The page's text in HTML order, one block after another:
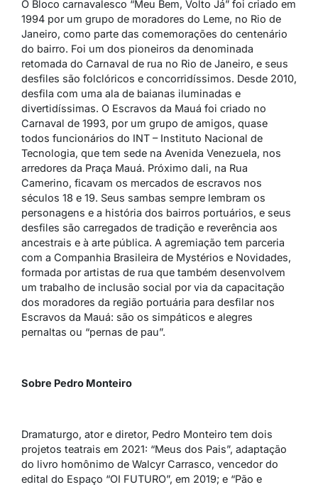
O Bloco carnavalesco “Meu Bem, Volto Já” foi criado em
1994 por um grupo de moradores do Leme, no Rio de
Janeiro, como parte das comemorações do centenário
do bairro. Foi um dos pioneiros da denominada
retomada do Carnaval de rua no Rio de Janeiro, e seus
desfiles são folclóricos e concorridíssimos. Desde 2010,
desfila com uma ala de baianas iluminadas e
divertidíssimas. O Escravos da Mauá foi criado no
Carnaval de 1993, por um grupo de amigos, quase
todos funcionários do INT – Instituto Nacional de
Tecnologia, que tem sede na Avenida Venezuela, nos
arredores da Praça Mauá. Próximo dali, na Rua
Camerino, ficavam os mercados de escravos nos
séculos 18 e 19. Seus sambas sempre lembram os
personagens e a história dos bairros portuários, e seus
desfiles são carregados de tradição e reverência aos
ancestrais e à arte pública. A agremiação tem parceria
com a Companhia Brasileira de Mystérios e Novidades,
formada por artistas de rua que também desenvolvem
um trabalho de inclusão social por via da capacitação
dos moradores da região portuária para desfilar nos
Escravos da Mauá: são os simpáticos e alegres
pernaltas ou “pernas de pau”.
Sobre Pedro Monteiro
Dramaturgo, ator e diretor, Pedro Monteiro tem dois
projetos teatrais em 2021: “Meus dos Pais”, adaptação
do livro homônimo de Walcyr Carrasco, vencedor do
edital do Espaço “OI FUTURO”, em 2019; e “Pão e